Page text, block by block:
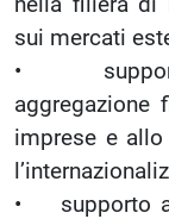
sui mercati
• supporto
aggregazione
imprese e
• supporto